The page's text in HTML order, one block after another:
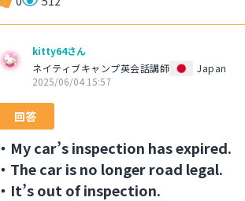
kitty64さん
ネイティブキャンプ英会話講師
Japan
2025/06/04 15:57
回答
・My car’s inspection has expired.
・The car is no longer road legal.
・It’s out of inspection.